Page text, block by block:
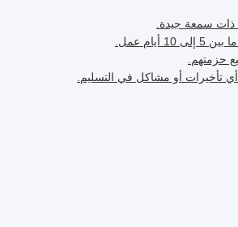
سمعة جيدة.
عمل.
حزمتهم.
تأخيرات أو مشاكل في التسليم.